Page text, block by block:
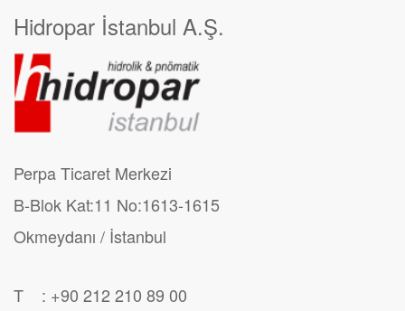
Hidropar İstanbul A.Ş.
Perpa Ticaret Merkezi
B-Blok Kat:11 No:1613-1615
Okmeydanı / İstanbul
T : +90 212 210 89 00